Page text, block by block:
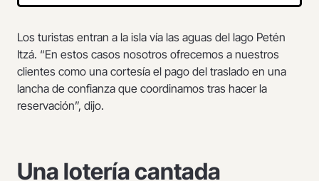
Los turistas entran a la isla vía las aguas del lago Petén
Itzá. “En estos casos nosotros ofrecemos a nuestros
clientes como una cortesía el pago del traslado en una
lancha de confianza que coordinamos tras hacer la
reservación”, dijo.
Una lotería cantada